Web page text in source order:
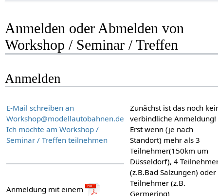
Anmelden oder Abmelden von
Workshop / Seminar / Treffen
Anmelden
E-Mail schreiben an
Workshop@modellautobahnen.de
Ich möchte am Workshop /
Seminar / Treffen teilnehmen
Anmeldung mit einem
Zunächst ist das noch
verbindliche Anmeldung!
Erst wenn (je nach
Standort) mehr als 3
Teilnehmer(150km um
Düsseldorf), 4
(z.B.Bad Salzungen) oder
Teilnehmer (z.B.
Germering)